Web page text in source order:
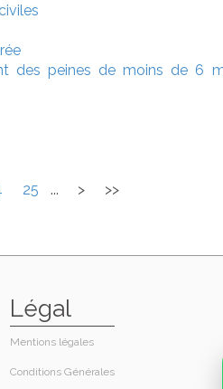
des peines de moins de 6
25 ... > >>
Légal
Mentions légales
Conditions Générales